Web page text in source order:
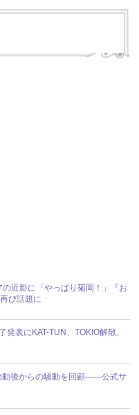
近影に「やっぱり菊岡！」『お
び話題に
発表にKAT-TUN、TOKIO解散、
動後からの騒動を回顧――公式サ